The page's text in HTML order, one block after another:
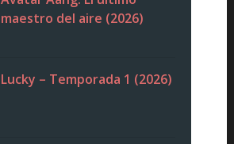
maestro del aire (2026)
Lucky – Temporada 1 (2026)